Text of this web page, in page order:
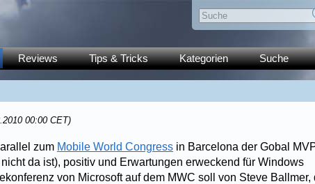
Reviews Tips & Tricks Kategorien Suche
00:00 CET)
zum Mobile World Congress in Barcelona der Gobal
da ist), positiv und Erwartungen erweckend für Windows
von Microsoft auf dem MWC soll von Steve Ballmer,